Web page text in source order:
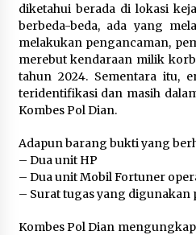
Kebakaran
Abdul Muis
Publik
8 Agustus
12 Coklat
Pasaran
8 Agustus
diketahui berada di lokasi
berbeda-beda, ada yang
melakukan pengancaman,
merebut kendaraan milik
tahun 2024. Sementara itu,
teridentifikasi dan masih
Kombes Pol Dian.
Adapun barang bukti yang
– Dua unit HP
– Dua unit Mobil Fortuner
– Surat tugas yang digunakan
Kombes Pol Dian